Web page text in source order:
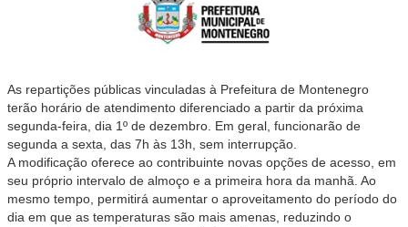
As repartições públicas vinculadas à Prefeitura de Montenegro
terão horário de atendimento diferenciado a partir da próxima
segunda-feira, dia 1º de dezembro. Em geral, funcionarão de
segunda a sexta, das 7h às 13h, sem interrupção.
A modificação oferece ao contribuinte novas opções de acesso, em
seu próprio intervalo de almoço e a primeira hora da manhã. Ao
mesmo tempo, permitirá aumentar o aproveitamento do período do
dia em que as temperaturas são mais amenas, reduzindo o